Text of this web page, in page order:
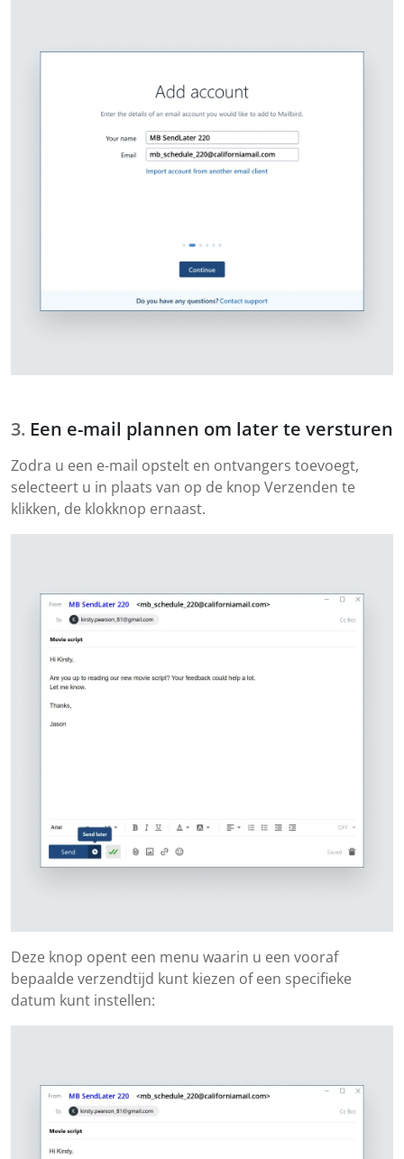
Een e-mail plannen om later te versturen
Zodra u een e-mail opstelt en ontvangers toevoegt,
selecteert u in plaats van op de knop Verzenden te
klikken, de klokknop ernaast.
Deze knop opent een menu waarin u een vooraf
bepaalde verzendtijd kunt kiezen of een specifieke
datum kunt instellen: